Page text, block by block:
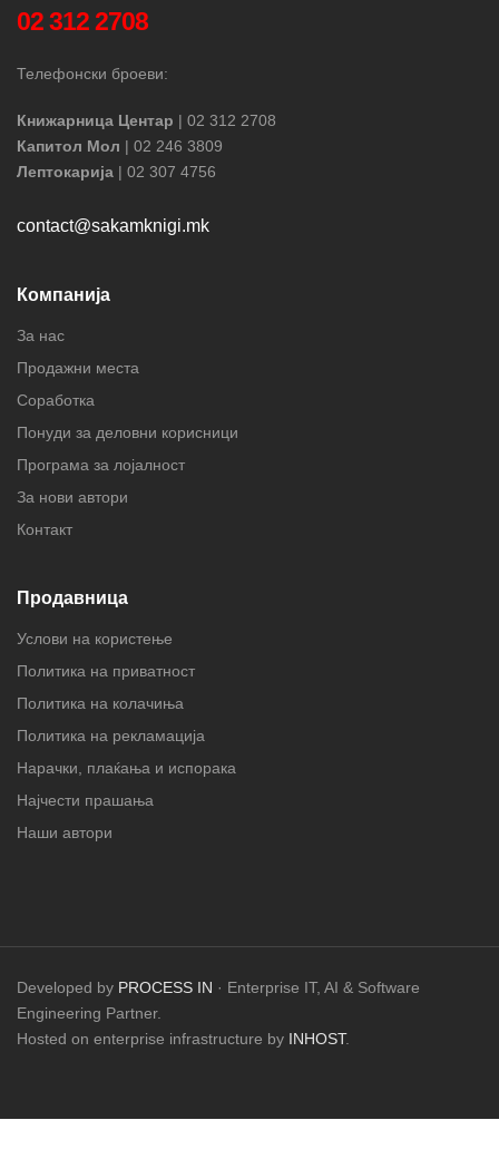
02 312 2708
Телефонски броеви:
Книжарница Центар | 02 312 2708
Капитол Мол | 02 246 3809
Лептокарија | 02 307 4756
contact@sakamknigi.mk
Компанија
За нас
Продажни места
Соработка
Понуди за деловни корисници
Програма за лојалност
За нови автори
Контакт
Продавница
Услови на користење
Политика на приватност
Политика на колачиња
Политика на рекламација
Нарачки, плаќања и испорака
Најчести прашања
Наши автори
Developed by PROCESS IN · Enterprise IT, AI & Software
Engineering Partner.
Hosted on enterprise infrastructure by INHOST.